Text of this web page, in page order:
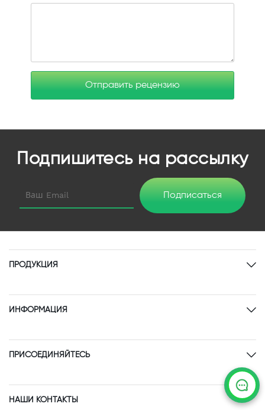
Отправить рецензию
Подпишитесь на рассылку
Подписаться
ПРОДУКЦИЯ
ИНФОРМАЦИЯ
ПРИСОЕДИНЯЙТЕСЬ
НАШИ КОНТАКТЫ